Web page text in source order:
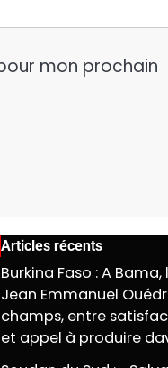
mon prochain
Articles récents
Burkina Faso : A
Jean Emmanuel
champs, entre
et appel à produire